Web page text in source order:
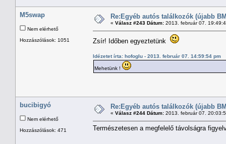
M5swap
Nem elérhető
Hozzászólások: 1051
Re:Egyéb autós találkozók (újabb
« Válasz #243 Dátum: 2013. február 07.
Zsír! Időben egyeztetünk
Idézetet írta: hofoglu - 2013. február 07. 14:59:54 pm
Mehetünk !
bucibigyó
Nem elérhető
Hozzászólások: 471
Re:Egyéb autós találkozók (újabb
« Válasz #244 Dátum: 2013. február 07.
Természetesen a megfelelő távolságra